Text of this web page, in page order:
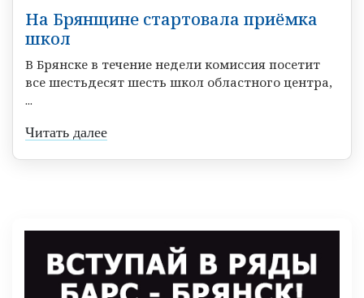
На Брянщине стартовала приёмка
школ
В Брянске в течение недели комиссия посетит
все шестьдесят шесть школ областного центра,
...
Читать далее